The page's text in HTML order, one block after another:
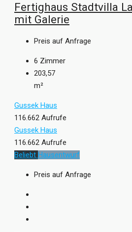
Fertighaus Stadtvilla
mit Galerie
Preis auf Anfrage
6 Zimmer
203,57
m²
Gussek Haus
116.662 Aufrufe
Gussek Haus
116.662 Aufrufe
Beliebt Hausentwurf
Preis auf Anfrage